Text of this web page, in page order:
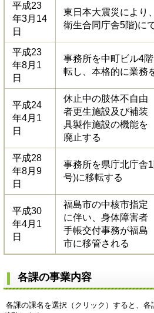
平成23
年3月14
日
東日本大震災により
衛生合同庁舎5階)に
平成23
年8月1
日
事務所を中町ビル4
転し、本格的に業務
平成24
年4月1
日
休止中の肢体不自由
者更生施設及び補装
具製作施設の機能を
廃止する
平成28
年8月9
日
事務所を県庁北庁舎
号)に移転する
平成30
年4月1
日
福島市の中核市指定
に伴い、身体障害者
手帳交付事務が福島
市に移管される
各課の事業内容
各課の課名を選択（クリック）すると、